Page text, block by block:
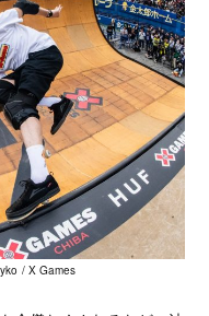
/ X Games